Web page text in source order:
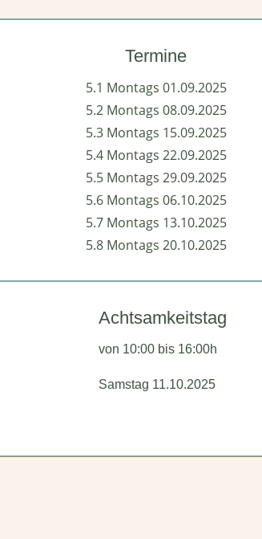
Termine
5.1 Montags 01.09.2025
5.2 Montags 08.09.2025
5.3 Montags 15.09.2025
5.4 Montags 22.09.2025
5.5 Montags 29.09.2025
5.6 Montags 06.10.2025
5.7 Montags 13.10.2025
5.8 Montags 20.10.2025
Achtsamkeitstag
von 10:00 bis 16:00h
Samstag 11.10.2025